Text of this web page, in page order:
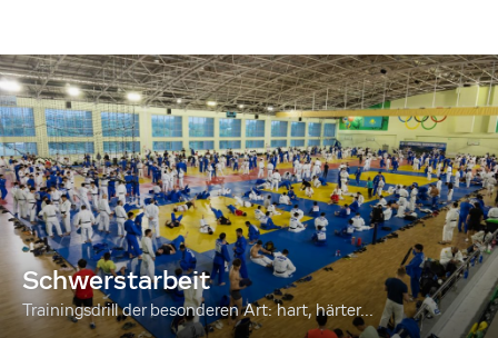
Schwerstarbeit
Trainingsdrill der besonderen Art: hart, härter...